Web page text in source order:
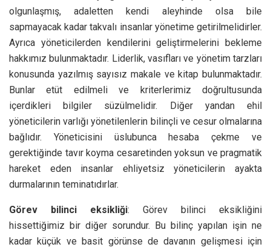
olgunlaşmış, adaletten kendi aleyhinde olsa bile
sapmayacak kadar takvalı insanlar yönetime getirilmelidirler.
Ayrıca yöneticilerden kendilerini geliştirmelerini bekleme
hakkımız bulunmaktadır. Liderlik, vasıfları ve yönetim tarzları
konusunda yazılmış sayısız makale ve kitap bulunmaktadır.
Bunlar etüt edilmeli ve kriterlerimiz doğrultusunda
içerdikleri bilgiler süzülmelidir. Diğer yandan ehil
yöneticilerin varlığı yönetilenlerin bilinçli ve cesur olmalarına
bağlıdır. Yöneticisini üslubunca hesaba çekme ve
gerektiğinde tavır koyma cesaretinden yoksun ve pragmatik
hareket eden insanlar ehliyetsiz yöneticilerin ayakta
durmalarının teminatıdırlar.
Görev bilinci eksikliği: Görev bilinci eksikliğini
hissettiğimiz bir diğer sorundur. Bu bilinç yapılan işin ne
kadar küçük ve basit görünse de davanın gelişmesi için